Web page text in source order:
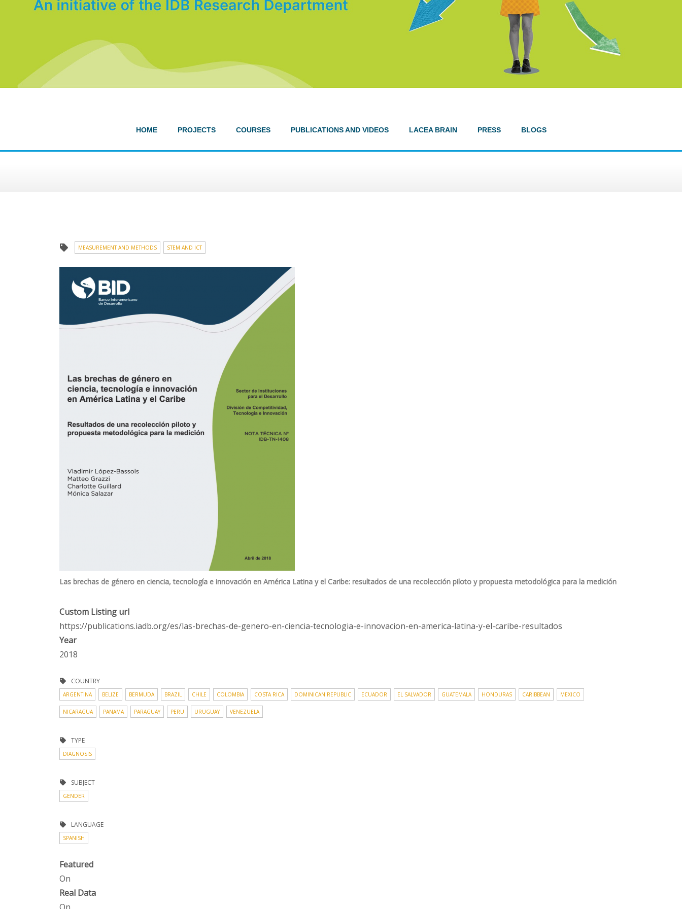
HOME PROJECTS COURSES PUBLICATIONS AND VIDEOS LACEA BRAIN PRESS BLOGS
MEASUREMENT AND METHODS STEM AND ICT
Las brechas de género en ciencia, tecnología e innovación en América Latina y el Caribe: resultados de una recolección piloto y propuesta metodológica para la medición
Custom Listing url
https://publications.iadb.org/es/las-brechas-de-genero-en-ciencia-tecnologia-e-innovacion-en-america-latina-y-el-caribe-resultados
Year
2018
COUNTRY
ARGENTINA BELIZE BERMUDA BRAZIL CHILE COLOMBIA COSTA RICA DOMINICAN REPUBLIC ECUADOR EL SALVADOR GUATEMALA HONDURAS CARIBBEAN MEXICO
NICARAGUA PANAMA PARAGUAY PERU URUGUAY VENEZUELA
TYPE
DIAGNOSIS
SUBJECT
GENDER
LANGUAGE
SPANISH
Featured
On
Real Data